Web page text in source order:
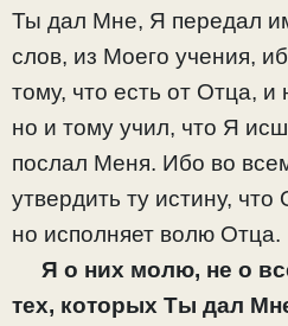
Ты дал Мне, Я передал
слов, из Моего учения,
тому, что есть от Отца, и
но и тому учил, что Я
послал Меня. Ибо во
утвердить ту истину, что
но исполняет волю Отца.
Я о них молю, не о
тех, которых Ты дал